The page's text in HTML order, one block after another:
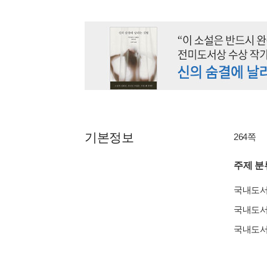
기본정보 264쪽
주제 분
국내도
국내도
국내도